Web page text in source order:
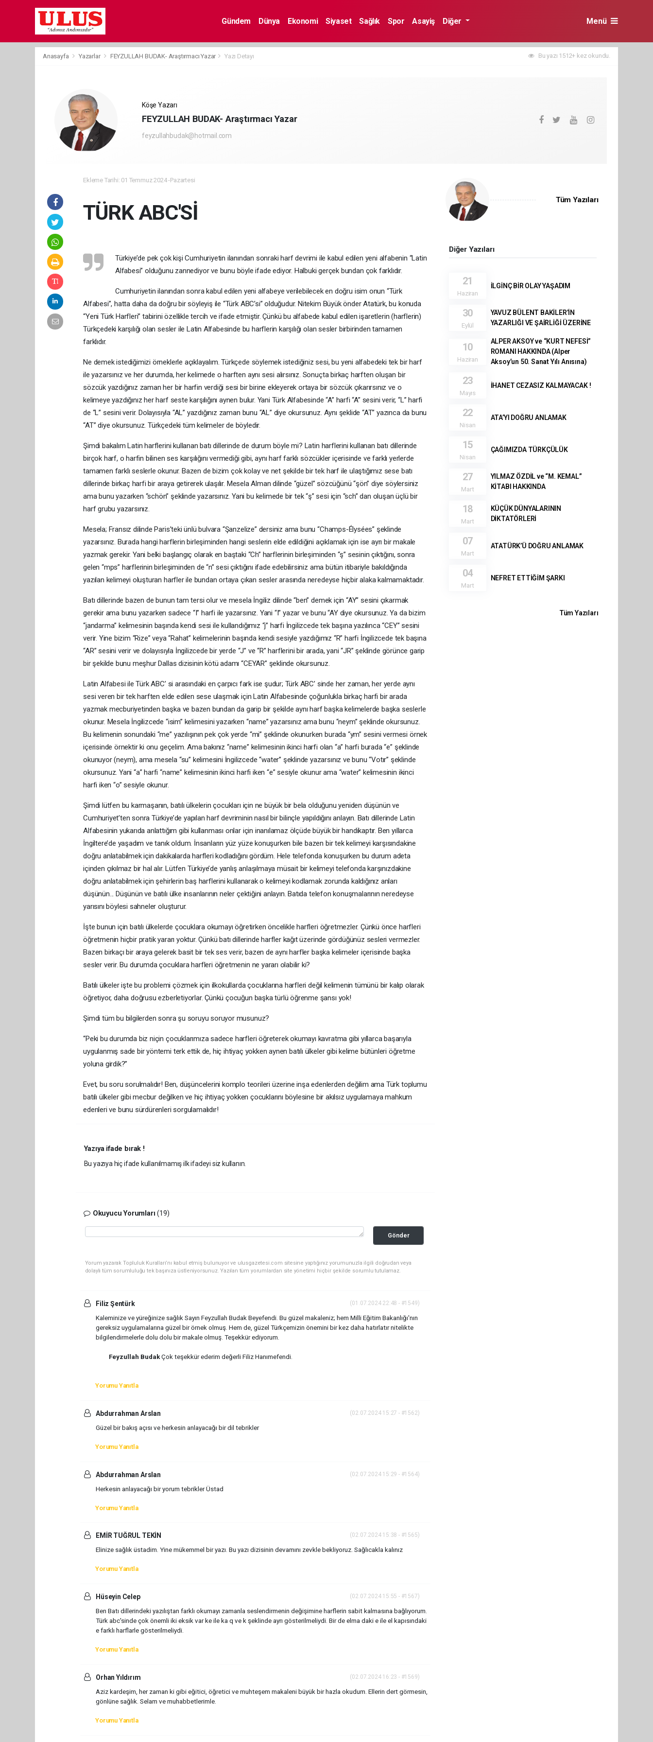
Gündem Dünya Ekonomi Siyaset Sağlık Spor Asayiş Diğer Menü
Anasayfa Yazarlar FEYZULLAH BUDAK- Araştırmacı Yazar Yazı Detayı Bu yazı 1512+ kez okundu.
Köşe Yazarı
FEYZULLAH BUDAK- Araştırmacı Yazar
feyzullahbudak@hotmail.com
Ekleme Tarihi: 01 Temmuz 2024 -Pazartesi
TÜRK ABC'Sİ
Türkiye’de pek çok kişi Cumhuriyetin ilanından sonraki harf devrimi ile kabul edilen yeni alfabenin “Latin
Alfabesi” olduğunu zannediyor ve bunu böyle ifade ediyor. Halbuki gerçek bundan çok farklıdır.
Cumhuriyetin ilanından sonra kabul edilen yeni alfabeye verilebilecek en doğru isim onun “Türk
Alfabesi”, hatta daha da doğru bir söyleyiş ile “Türk ABC’si” olduğudur. Nitekim Büyük önder Atatürk, bu konuda
“Yeni Türk Harfleri” tabirini özellikle tercih ve ifade etmiştir. Çünkü bu alfabede kabul edilen işaretlerin (harflerin)
Türkçedeki karşılığı olan sesler ile Latin Alfabesinde bu harflerin karşılığı olan sesler birbirinden tamamen
farklıdır.
Ne demek istediğimizi örneklerle açıklayalım. Türkçede söylemek istediğiniz sesi, bu yeni alfabedeki tek bir harf
ile yazarsınız ve her durumda, her kelimede o harften aynı sesi alırsınız. Sonuçta birkaç harften oluşan bir
sözcük yazdığınız zaman her bir harfin verdiği sesi bir birine ekleyerek ortaya bir sözcük çıkarırsınız ve o
kelimeye yazdığınız her harf seste karşılığını aynen bulur. Yani Türk Alfabesinde “A” harfi “A” sesini verir, “L” harfi
de “L” sesini verir. Dolayısıyla “AL” yazdığınız zaman bunu “AL” diye okursunuz. Aynı şeklide “AT” yazınca da bunu
“AT” diye okursunuz. Türkçedeki tüm kelimeler de böyledir.
Şimdi bakalım Latin harflerini kullanan batı dillerinde de durum böyle mi? Latin harflerini kullanan batı dillerinde
birçok harf, o harfin bilinen ses karşılığını vermediği gibi, aynı harf farklı sözcükler içerisinde ve farklı yerlerde
tamamen farklı seslerle okunur. Bazen de bizim çok kolay ve net şekilde bir tek harf ile ulaştığımız sese batı
dillerinde birkaç harfi bir araya getirerek ulaşılır. Mesela Alman dilinde “güzel” sözcüğünü “şön” diye söylersiniz
ama bunu yazarken “schön” şeklinde yazarsınız. Yani bu kelimede bir tek “ş” sesi için “sch” dan oluşan üçlü bir
harf grubu yazarsınız.
Mesela; Fransız dilinde Paris’teki ünlü bulvara “Şanzelize” dersiniz ama bunu “Champs-Élysées” şeklinde
yazarsınız. Burada hangi harflerin birleşiminden hangi seslerin elde edildiğini açıklamak için ise ayrı bir makale
yazmak gerekir. Yani belki başlangıç olarak en baştaki “Ch” harflerinin birleşiminden “ş” sesinin çıktığını, sonra
gelen “mps” harflerinin birleşiminden de “n” sesi çıktığını ifade edebilirsiniz ama bütün itibariyle bakıldığında
yazılan kelimeyi oluşturan harfler ile bundan ortaya çıkan sesler arasında neredeyse hiçbir alaka kalmamaktadır.
Batı dillerinde bazen de bunun tam tersi olur ve mesela İngiliz dilinde “ben” demek için “AY” sesini çıkarmak
gerekir ama bunu yazarken sadece “I” harfi ile yazarsınız. Yani “I” yazar ve bunu “AY diye okursunuz. Ya da bizim
“jandarma” kelimesinin başında kendi sesi ile kullandığımız “j” harfi İngilizcede tek başına yazılınca “CEY” sesini
verir. Yine bizim “Rize” veya “Rahat” kelimelerinin başında kendi sesiyle yazdığımız “R” harfi İngilizcede tek başına
“AR” sesini verir ve dolayısıyla İngilizcede bir yerde “J” ve “R” harflerini bir arada, yani “JR” şeklinde görünce garip
bir şekilde bunu meşhur Dallas dizisinin kötü adamı “CEYAR” şeklinde okursunuz.
Latin Alfabesi ile Türk ABC’ si arasındaki en çarpıcı fark ise şudur; Türk ABC’ sinde her zaman, her yerde aynı
sesi veren bir tek harften elde edilen sese ulaşmak için Latin Alfabesinde çoğunlukla birkaç harfi bir arada
yazmak mecburiyetinden başka ve bazen bundan da garip bir şekilde aynı harf başka kelimelerde başka seslerle
okunur. Mesela İngilizcede “isim” kelimesini yazarken “name” yazarsınız ama bunu “neym” şeklinde okursunuz.
Bu kelimenin sonundaki “me” yazılışının pek çok yerde “mi” şeklinde okunurken burada “ym” sesini vermesi örnek
içerisinde örnektir ki onu geçelim. Ama bakınız “name” kelimesinin ikinci harfi olan “a” harfi burada “e” şeklinde
okunuyor (neym), ama mesela “su” kelimesini İngilizcede “water” şeklinde yazarsınız ve bunu “Votır” şeklinde
okursunuz. Yani “a” harfi “name” kelimesinin ikinci harfi iken “e” sesiyle okunur ama “water” kelimesinin ikinci
harfi iken “o” sesiyle okunur.
Şimdi lütfen bu karmaşanın, batılı ülkelerin çocukları için ne büyük bir bela olduğunu yeniden düşünün ve
Cumhuriyet’ten sonra Türkiye’de yapılan harf devriminin nasıl bir bilinçle yapıldığını anlayın. Batı dillerinde Latin
Alfabesinin yukarıda anlattığım gibi kullanması onlar için inanılamaz ölçüde büyük bir handikaptır. Ben yıllarca
İngiltere’de yaşadım ve tanık oldum. İnsanların yüz yüze konuşurken bile bazen bir tek kelimeyi karşısındakine
doğru anlatabilmek için dakikalarda harfleri kodladığını gördüm. Hele telefonda konuşurken bu durum adeta
içinden çıkılmaz bir hal alır. Lütfen Türkiye’de yanlış anlaşılmaya müsait bir kelimeyi telefonda karşınızdakine
doğru anlatabilmek için şehirlerin baş harflerini kullanarak o kelimeyi kodlamak zorunda kaldığınız anları
düşünün... Düşünün ve batılı ülke insanlarının neler çektiğini anlayın. Batıda telefon konuşmalarının neredeyse
yarısını böylesi sahneler oluşturur.
İşte bunun için batılı ülkelerde çocuklara okumayı öğretirken öncelikle harfleri öğretmezler. Çünkü önce harfleri
öğretmenin hiçbir pratik yararı yoktur. Çünkü batı dillerinde harfler kağıt üzerinde gördüğünüz sesleri vermezler.
Bazen birkaçı bir araya gelerek basit bir tek ses verir, bazen de aynı harfler başka kelimeler içerisinde başka
sesler verir. Bu durumda çocuklara harfleri öğretmenin ne yararı olabilir ki?
Batılı ülkeler işte bu problemi çözmek için ilkokullarda çocuklarına harfleri değil kelimenin tümünü bir kalıp olarak
öğretiyor, daha doğrusu ezberletiyorlar. Çünkü çocuğun başka türlü öğrenme şansı yok!
Şimdi tüm bu bilgilerden sonra şu soruyu soruyor musunuz?
“Peki bu durumda biz niçin çocuklarımıza sadece harfleri öğreterek okumayı kavratma gibi yıllarca başarıyla
uygulanmış sade bir yöntemi terk ettik de, hiç ihtiyaç yokken aynen batılı ülkeler gibi kelime bütünleri öğretme
yoluna girdik?”
Evet, bu soru sorulmalıdır! Ben, düşüncelerini komplo teorileri üzerine inşa edenlerden değilim ama Türk toplumu
batılı ülkeler gibi mecbur değilken ve hiç ihtiyaç yokken çocuklarını böylesine bir akılsız uygulamaya mahkum
edenleri ve bunu sürdürenleri sorgulamalıdır!
Yazıya ifade bırak !
Bu yazıya hiç ifade kullanılmamış ilk ifadeyi siz kullanın.
Okuyucu Yorumları(19)
Gönder
Yorum yazarak Topluluk Kuralları’nı kabul etmiş bulunuyor ve ulusgazetesi.com sitesine yaptığınız yorumunuzla ilgili doğrudan veya
dolaylı tüm sorumluluğu tek başınıza üstleniyorsunuz. Yazılan tüm yorumlardan site yönetimi hiçbir şekilde sorumlu tutulamaz.
Filiz Şentürk (01.07.2024 22:48 - #1549)
Kaleminize ve yüreğinize sağlık Sayın Feyzullah Budak Beyefendi. Bu güzel makaleniz; hem Milli Eğitim Bakanlığı'nın
gereksiz uygulamalarına güzel bir örnek olmuş. Hem de, güzel Türkçemizin önemini bir kez daha hatırlatır nitelikte
bilgilendirmelerle dolu dolu bir makale olmuş. Teşekkür ediyorum.
Feyzullah BudakÇok teşekkür ederim değerli Filiz Hanımefendi.
Yorumu Yanıtla
Abdurrahman Arslan (02.07.2024 15:27 - #1562)
Güzel bir bakış açısı ve herkesin anlayacağı bir dil tebrikler
Yorumu Yanıtla
Abdurrahman Arslan (02.07.2024 15:29 - #1564)
Herkesin anlayacağı bir yorum tebrikler Üstad
Yorumu Yanıtla
EMİR TUĞRUL TEKİN (02.07.2024 15:38 - #1565)
Elinize sağlık üstadim. Yine mükemmel bir yazı. Bu yazı dizisinin devamını zevkle bekliyoruz. Sağlıcakla kalınız
Yorumu Yanıtla
Hüseyin Celep (02.07.2024 15:55 - #1567)
Ben Batı dillerindeki yazılıştan farklı okumayı zamanla seslendirmenin değişimine harflerin sabit kalmasına bağlıyorum.
Türk abc'sinde çok önemli iki eksik var ke ile ka q ve k şeklinde ayrı gösterilmeliydi. Bir de elma daki e ile el kapısındaki
e farklı harflarle gösterilmeliydi.
Yorumu Yanıtla
Orhan Yıldırım (02.07.2024 16:23 - #1569)
Aziz kardeşim, her zaman ki gibi eğitici, öğretici ve muhteşem makaleni büyük bir hazla okudum. Ellerin dert görmesin,
gönlüne sağlık. Selam ve muhabbetlerimle.
Yorumu Yanıtla
Tüm Yazıları
Diğer Yazıları
21
Haziran
İLGİNÇ BİR OLAY YAŞADIM
30
Eylül
YAVUZ BÜLENT BAKİLER’İN
YAZARLIĞI VE ŞAİRLİĞİ ÜZERİNE
10
Haziran
ALPER AKSOY ve “KURT NEFESİ”
ROMANI HAKKINDA (Alper
Aksoy’un 50. Sanat Yılı Anısına)
23
Mayıs
İHANET CEZASIZ KALMAYACAK !
22
Nisan
ATA’YI DOĞRU ANLAMAK
15
Nisan
ÇAĞIMIZDA TÜRKÇÜLÜK
27
Mart
YILMAZ ÖZDİL ve “M. KEMAL”
KİTABI HAKKINDA
18
Mart
KÜÇÜK DÜNYALARININ
DİKTATÖRLERİ
07
Mart
ATATÜRK’Ü DOĞRU ANLAMAK
04
Mart
NEFRET ETTİĞİM ŞARKI
Tüm Yazıları